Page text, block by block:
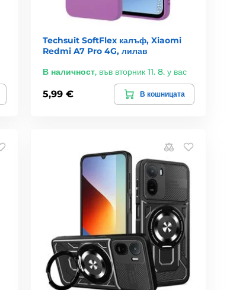
Techsuit SoftFlex калъф, Xiaomi
Redmi A7 Pro 4G, лилав
В наличност, във вторник 11. 8. у вас
5,99 € В кошницата